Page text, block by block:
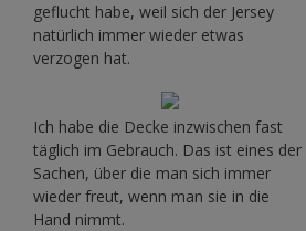
geflucht habe, weil sich der Jersey
natürlich immer wieder etwas
verzogen hat.
Ich habe die Decke inzwischen fast
täglich im Gebrauch. Das ist eines der
Sachen, über die man sich immer
wieder freut, wenn man sie in die
Hand nimmt.